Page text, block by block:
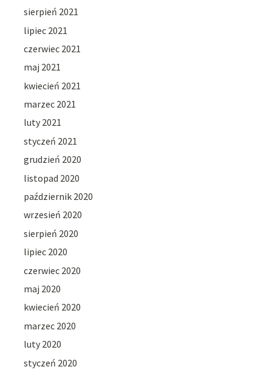
sierpień 2021
lipiec 2021
czerwiec 2021
maj 2021
kwiecień 2021
marzec 2021
luty 2021
styczeń 2021
grudzień 2020
listopad 2020
październik 2020
wrzesień 2020
sierpień 2020
lipiec 2020
czerwiec 2020
maj 2020
kwiecień 2020
marzec 2020
luty 2020
styczeń 2020